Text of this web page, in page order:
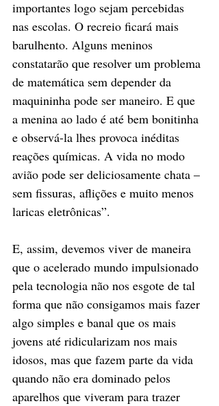
importantes logo sejam percebidas
nas escolas. O recreio ficará mais
barulhento. Alguns meninos
constatarão que resolver um problema
de matemática sem depender da
maquininha pode ser maneiro. E que
a menina ao lado é até bem bonitinha
e observá-la lhes provoca inéditas
reações químicas. A vida no modo
avião pode ser deliciosamente chata –
sem fissuras, aflições e muito menos
laricas eletrônicas”.
E, assim, devemos viver de maneira
que o acelerado mundo impulsionado
pela tecnologia não nos esgote de tal
forma que não consigamos mais fazer
algo simples e banal que os mais
jovens até ridicularizam nos mais
idosos, mas que fazem parte da vida
quando não era dominado pelos
aparelhos que viveram para trazer